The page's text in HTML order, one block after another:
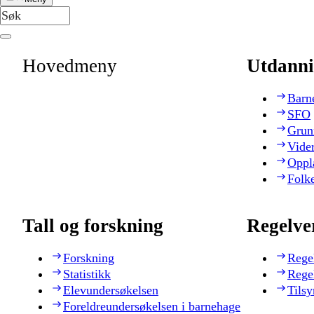
Hovedmeny
SFO
Tall og forskning
Forskning
Statistikk
Elevundersøkelsen
Foreldreundersøkelsen i barnehage